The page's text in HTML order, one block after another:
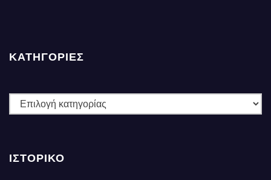
ΚΑΤΗΓΟΡΙΕΣ
ΚΑΤΗΓΟΡΙΕΣ
ΙΣΤΟΡΙΚΌ